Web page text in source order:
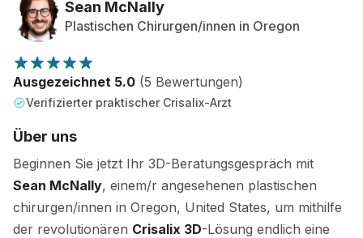
Sean McNally
Plastischen Chirurgen/innen in Oregon
Ausgezeichnet 5.0 (5 Bewertungen)
Verifizierter praktischer Crisalix-Arzt
Über uns
Beginnen Sie jetzt Ihr 3D-Beratungsgespräch mit
Sean McNally, einem/r angesehenen plastischen
chirurgen/innen in Oregon, United States, um mithilfe
der revolutionären Crisalix 3D-Lösung endlich eine